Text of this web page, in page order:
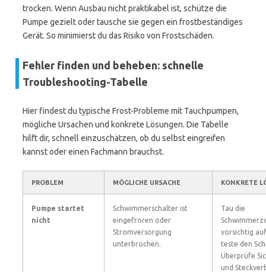
trocken. Wenn Ausbau nicht praktikabel ist, schütze die
Pumpe gezielt oder tausche sie gegen ein frostbeständiges
Gerät. So minimierst du das Risiko von Frostschäden.
Fehler finden und beheben: schnelle
Troubleshooting-Tabelle
Hier findest du typische Frost-Probleme mit Tauchpumpen,
mögliche Ursachen und konkrete Lösungen. Die Tabelle
hilft dir, schnell einzuschätzen, ob du selbst eingreifen
kannst oder einen Fachmann brauchst.
PROBLEM MÖGLICHE URSACHE KONKRETE
Pumpe startet
nicht
Schwimmerschalter ist
eingefroren oder
Stromversorgung
unterbrochen.
Tau die
vorsichtig
teste den
Überprüfe
und